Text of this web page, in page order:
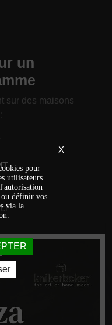
un
sur des maisons
X
pour
utilisateurs.
définir vos
via la